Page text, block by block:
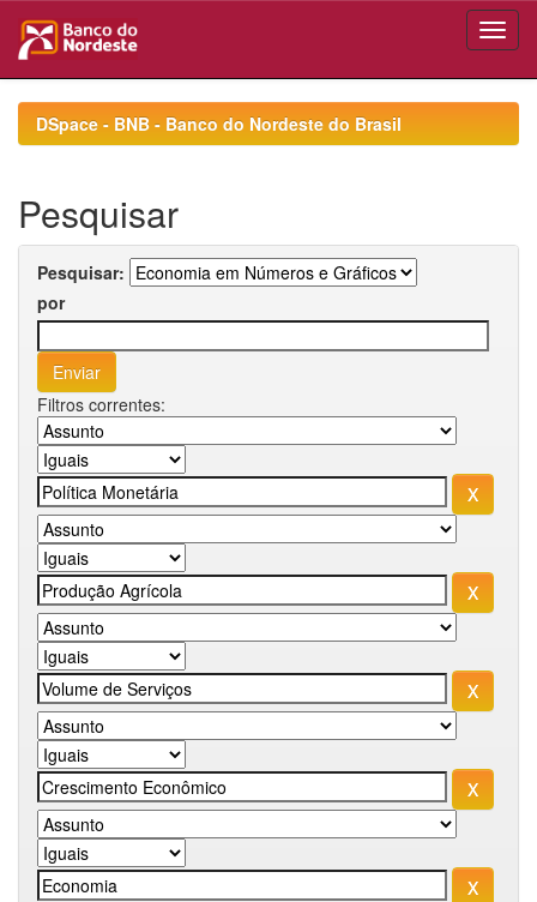
navigationDSpace - BNB - Banco do Nordeste do Brasil
Pesquisar
Pesquisar:
por
Filtros correntes: